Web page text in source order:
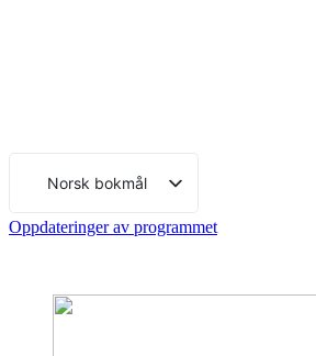
Norsk bokmål
Svenska
Deutsch
Oppdateringer av programmet